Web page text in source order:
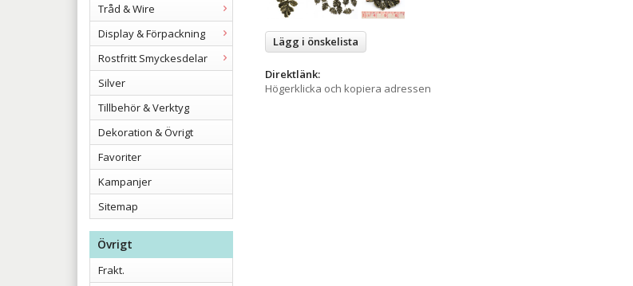
Tråd & Wire
Display & Förpackning
Rostfritt Smyckesdelar
Silver
Tillbehör & Verktyg
Dekoration & Övrigt
Favoriter
Kampanjer
Sitemap
Övrigt
Frakt.
Lägg i önskelista
Direktlänk:
Högerklicka och kopiera adressen